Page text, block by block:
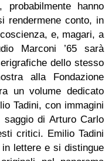
hanno
rendermene conto, in
e, magari, a
Marconi ’65 sarà
dello stesso
alla Fondazione
un volume dedicato
Tadini, con immagini
di Arturo Carlo
critici. Emilio Tadini
lettere e si distingue